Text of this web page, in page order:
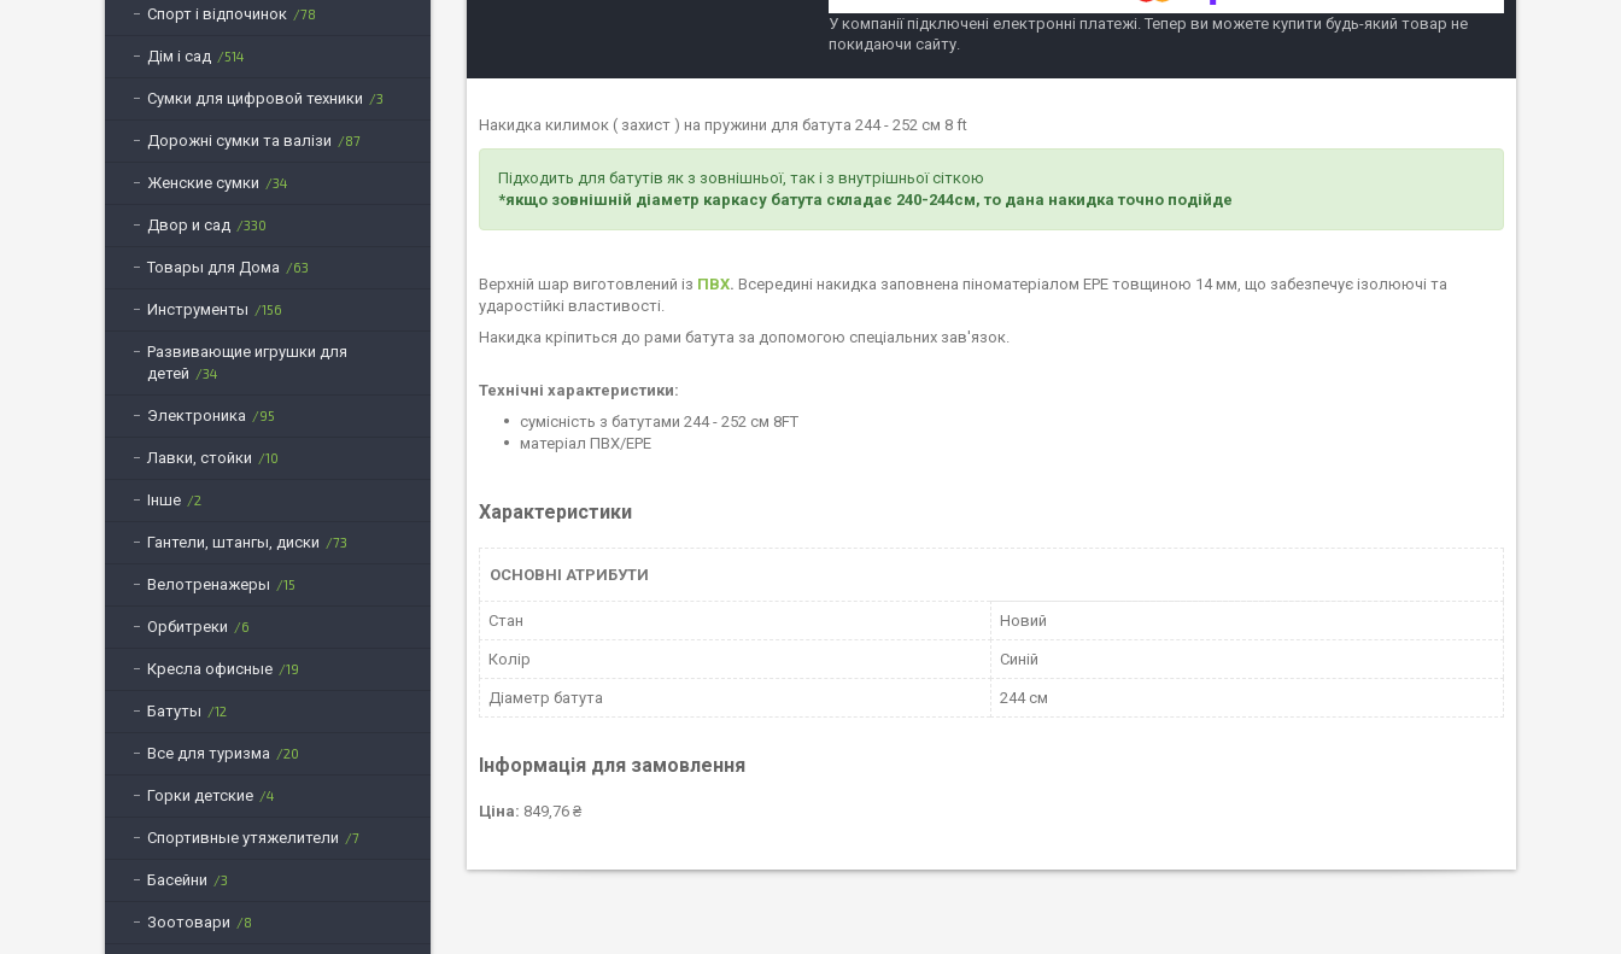
У компанії підключені електронні платежі. Тепер ви можете купити будь-який товар не
покидаючи сайту.
Накидка килимок ( захист ) на пружини для батута 244 - 252 см 8 ft
Підходить для батутів як з зовнішньої, так і з внутрішньої сіткою
*якщо зовнішній діаметр каркасу батута складає 240-244см, то дана накидка точно подійде
Верхній шар виготовлений із ПВХ. Всередині накидка заповнена піноматеріалом EPE товщиною 14 мм , що забезпечує ізолюючі та
ударостійкі властивості.
Накидка кріпиться до рами батута за допомогою спеціальних зав'язок.
Технічні характеристики:
сумісність з батутами 244 - 252 см 8FT
матеріал ПВХ/EPE
Характеристики
ОСНОВНІ АТРИБУТИ
Стан Новий
Колір Синій
Діаметр батута 244 см
Інформація для замовлення
Ціна: 849,76 ₴
Спорт і відпочинок 78
Дім і сад 514
Сумки для цифровой техники 3
Дорожні сумки та валізи 87
Женские сумки 34
Двор и сад 330
Товары для Дома 63
Инструменты 156
Развивающие игрушки для
детей
34
Электроника 95
Лавки, стойки 10
Інше 2
Гантели, штангы, диски 73
Велотренажеры 15
Орбитреки 6
Кресла офисные 19
Батуты 12
Все для туризма 20
Горки детские 4
Спортивные утяжелители 7
Басейни 3
Зоотовари 8